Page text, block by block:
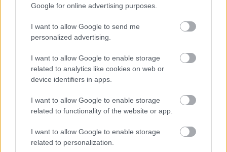
Google for online advertising purposes.
I want to allow Google to send me
personalized advertising.
I want to allow Google to enable storage
related to analytics like cookies on web or
device identifiers in apps.
I want to allow Google to enable storage
related to functionality of the website or app.
I want to allow Google to enable storage
related to personalization.